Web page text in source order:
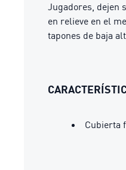
Jugadores, dejen
en relieve en el
tapones de baja
Cubierta